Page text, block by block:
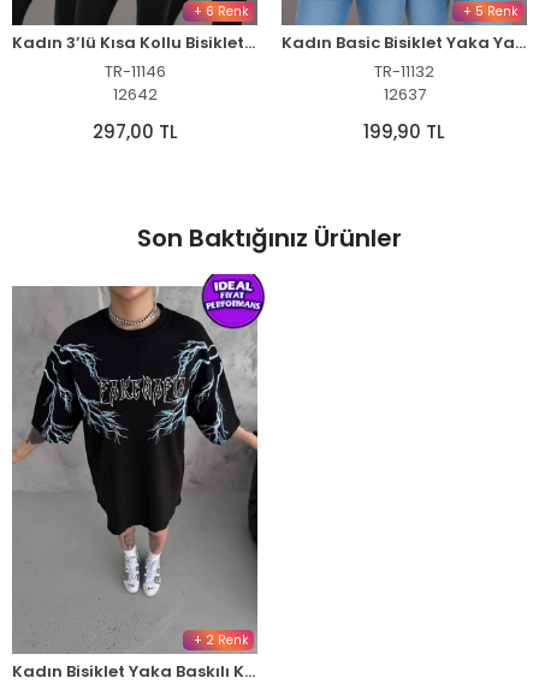
+ 6 Renk
Kadın 3’lü Kısa Kollu Bisiklet Yaka Basic Slim Fit T-Shirt -Petrol Mavisi - Bej - Mavi
TR-11146
12642
297,00 TL
+ 5 Renk
Kadın Basic Bisiklet Yaka Yazlık Slim fit T-Shirt - Mavi & Hardal Sarısı
TR-11132
12637
199,90 TL
Son Baktığınız Ürünler
+ 2 Renk
Kadın Bisiklet Yaka Baskılı Kısa kol Oversize T-Shirt - Siyah